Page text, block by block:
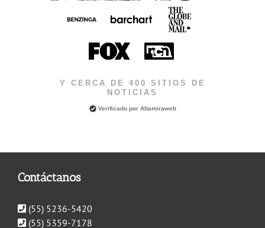
Y CERCA DE 400 SITIOS DE
NOTICIAS
Verificado por Altamiraweb
Contáctanos
(55) 5236-5420
(55) 5359-7178